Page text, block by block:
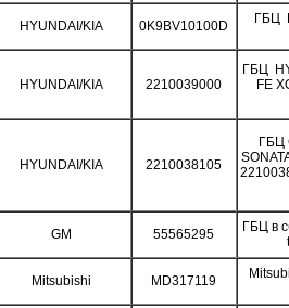
HYUNDAI/KIA 0K9BV10100D ГБЦ
HYUNDAI/KIA 2210039000
ГБЦ
FE
HYUNDAI/KIA 2210038105
ГБЦ
GM 55565295
ГБЦ в
Mitsubishi MD317119